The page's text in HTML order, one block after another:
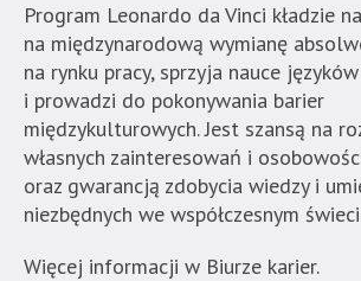
szybko
przechodzić
treści,
które
znajduje
bezpośrednio
pod
Program Leonardo da Vinci kładzie
na międzynarodową wymianę
na rynku pracy, sprzyja nauce
i prowadzi do pokonywania barier
międzykulturowych. Jest szansą na
własnych zainteresowań i
oraz gwarancją zdobycia wiedzy i
niezbędnych we współczesnym
Więcej informacji w Biurze karier.